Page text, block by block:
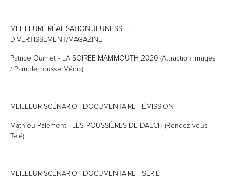
MEILLEURE RÉALISATION JEUNESSE :
DIVERTISSEMENT/MAGAZINE
Patrice Ouimet - LA SOIRÉE MAMMOUTH 2020 (Attraction Images
/ Pamplemousse Média)
MEILLEUR SCÉNARIO : DOCUMENTAIRE - ÉMISSION
Mathieu Paiement - LES POUSSIÈRES DE DAECH (Rendez-vous
Télé)
MEILLEUR SCÉNARIO : DOCUMENTAIRE - SÉRIE